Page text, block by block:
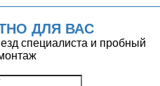
ДЛЯ ВАС
специалиста и пробный